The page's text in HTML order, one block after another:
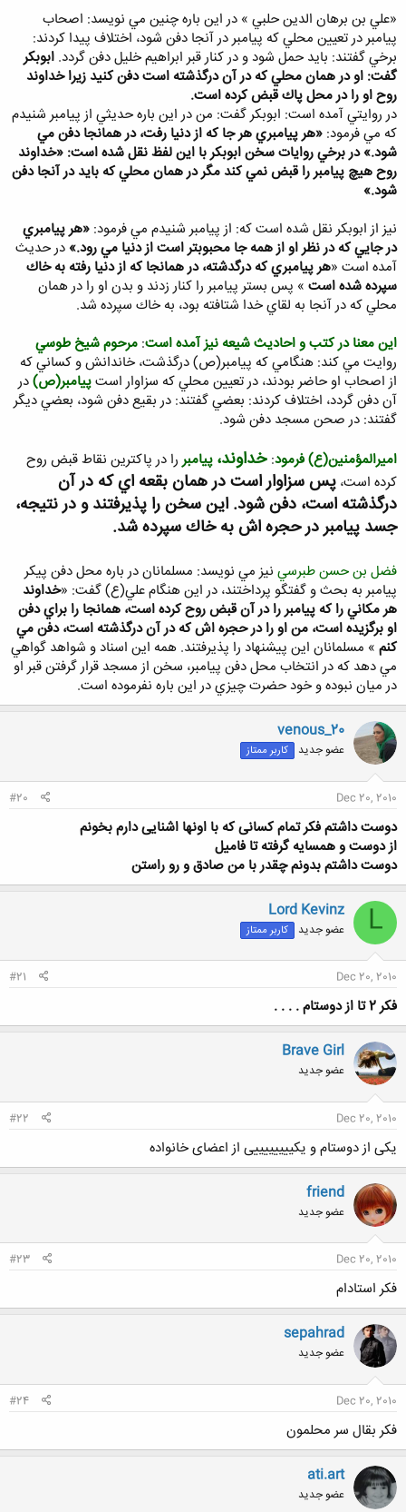
«علي بن برهان الدين حلبي » در اين باره چنين مي نويسد: اصحاب
پيامبر در تعيين محلي كه پيامبر در آنجا دفن شود، اختلاف پيدا كردند:
برخي گفتند: بايد حمل شود و در كنار قبر ابراهيم خليل دفن گردد. ابوبكر
گفت: او در همان محلي كه در آن درگذشته است دفن كنيد زيرا خداوند
روح او را در محل پاك قبض كرده است.
در روايتي آمده است: ابوبكر گفت: من در اين باره حديثي از پيامبر شنيدم
كه مي فرمود: «هر پيامبري هر جا كه از دنيا رفت، در همانجا دفن مي
شود.» در برخي روايات سخن ابوبكر با اين لفظ نقل شده است: «خداوند
روح هيچ پيامبر را قبض نمي كند مگر در همان محلي كه بايد در آنجا دفن
شود.»
نيز از ابوبكر نقل شده است كه: از پيامبر شنيدم مي فرمود: «هر پيامبري
در جايي كه در نظر او از همه جا محبوبتر است از دنيا مي رود.» در حديث
آمده است «هر پيامبري كه درگدشته، در همانجا كه از دنيا رفته به خاك
سپرده شده است » پس بستر پيامبر را كنار زدند و بدن او را در همان
محلي كه در آنجا به لقاي خدا شتافته بود، به خاك سپرده شد.
اين معنا در كتب و احاديث شيعه نيز آمده است: مرحوم شيخ طوسي
روايت مي كند: هنگامي كه پيامبر(ص) درگذشت، خاندانش و كساني كه
از اصحاب او حاضر بودند، در تعيين محلي كه سزاوار استپيامبر(ص)در
آن دفن گردد، اختلاف كردند: بعضي گفتند: در بقيع دفن شود، بعضي ديگر
گفتند: در صحن مسجد دفن شود.
اميرالمؤمنين(ع) فرمود: خداوند، پيامبررا در پاكترين نقاط قبض روح
كرده است، پس سزاوار است در همان بقعه اي كه در آن
درگذشته است، دفن شود. اين سخن را پذيرفتند و در نتيجه،
جسد پيامبر در حجره اش به خاك سپرده شد.
فضل بن حسن طبرسي نيز مي نويسد: مسلمانان در باره محل دفن پيكر
پيامبر به بحث و گفتگو پرداختند، در اين هنگام علي(ع) گفت: «خداوند
هر مكاني را كه پيامبر را در آن قبض روح كرده است، همانجا را براي دفن
او برگزيده است، من او را در حجره اش كه در آن درگذشته است، دفن مي
كنم » مسلمانان اين پيشنهاد را پذيرفتند. همه اين اسناد و شواهد گواهي
مي دهد كه در انتخاب محل دفن پيامبر، سخن از مسجد قرار گرفتن قبر او
در ميان نبوده و خود حضرت چيزي در اين باره نفرموده است.
venous_20
عضو جدید کاربر ممتاز
Dec 20, 2010
#20
دوست داشتم فکر تمام کسانی که با اونها اشنایی دارم بخونم
از دوست و همسایه گرفته تا فامیل
دوست داشتم بدونم چقدر با من صادق و رو راستن
L
Lord Kevinz
عضو جدید کاربر ممتاز
Dec 20, 2010
#21
فکر 2 تا از دوستام . . . .
Brave Girl
عضو جدید
Dec 20, 2010
#22
یکی از دوستام و یکییییییییی از اعضای خانواده
friend
عضو جدید
Dec 20, 2010
#23
فکر استادام
sepahrad
عضو جدید
Dec 20, 2010
#24
فكر بقال سر محلمون
ati.art
عضو جدید